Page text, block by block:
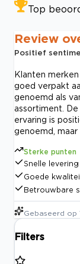
Top
Review
Positief
Klanten
goed verpakt
genoemd als
assortiment.
ervaring is
genoemd, maar
Sterke punten
Snelle levering
Goede
Betrouwbare
Gebaseerd op
Filters